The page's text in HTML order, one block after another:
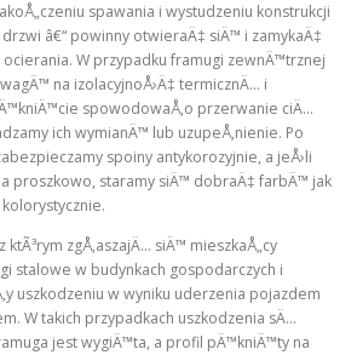
spawania i wystudzeniu konstrukcji
â€“ powinny otwieraÄ‡ siÄ™ i zamykaÄ‡
ocierania. W przypadku framugi zewnÄ™trznej
na izolacyjnoÅ›Ä‡ termicznÄ… i
spowodowaÅ‚o przerwanie ciÄ…
ich wymianÄ™ lub uzupeÅ‚nienie. Po
spoiny antykorozyjnie, a jeÅ›li
proszkowo, staramy siÄ™ dobraÄ‡ farbÄ™ jak
zgÅ‚aszajÄ… siÄ™ mieszkaÅ„cy
stalowe w budynkach gospodarczych i
uszkodzeniu w wyniku uderzenia pojazdem
W takich przypadkach uszkodzenia sÄ…
jest wygiÄ™ta, a profil pÄ™kniÄ™ty na